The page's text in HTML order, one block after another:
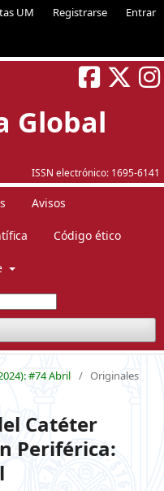
UM Registrarse Entrar
ISSN electrónico: 1695-6141
Global
Avisos
Código ético
#74 Abril / Originales
Catéter
Periférica: